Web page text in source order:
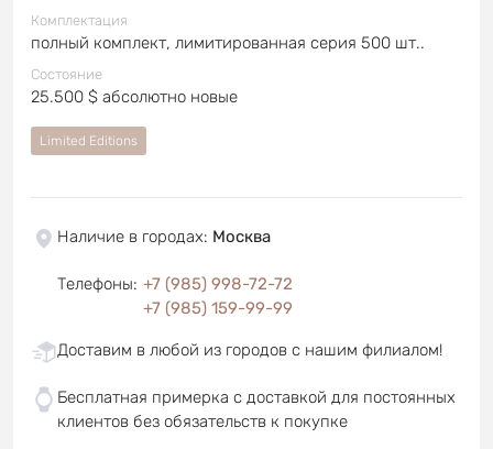
Комплектация
полный комплект, лимитированная серия 500 шт..
Состояние
25.500 $ абсолютно новые
Limited Editions
Наличие в городах: Москва
Телефоны: +7 (985) 998-72-72
+7 (985) 159-99-99
Доставим в любой из городов с нашим филиалом!
Бесплатная примерка с доставкой для постоянных
клиентов без обязательств к покупке